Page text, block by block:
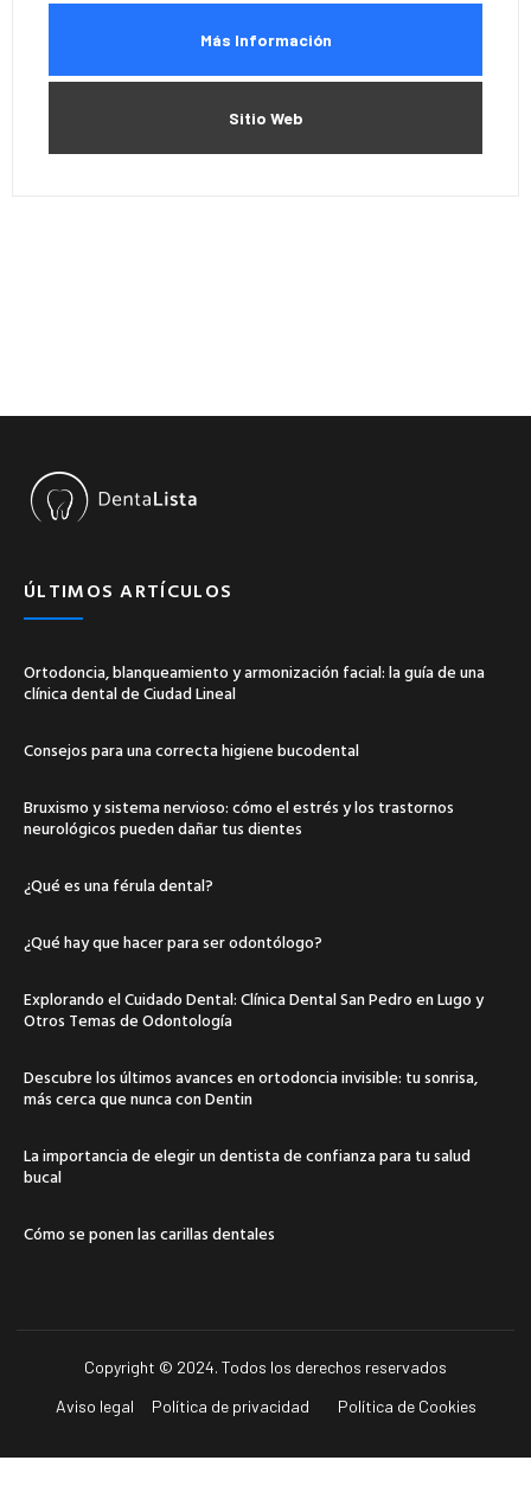
Más Información
Sitio Web
ÚLTIMOS ARTÍCULOS
Ortodoncia, blanqueamiento y armonización facial: la guía de una
clínica dental de Ciudad Lineal
Consejos para una correcta higiene bucodental
Bruxismo y sistema nervioso: cómo el estrés y los trastornos
neurológicos pueden dañar tus dientes
¿Qué es una férula dental?
¿Qué hay que hacer para ser odontólogo?
Explorando el Cuidado Dental: Clínica Dental San Pedro en Lugo y
Otros Temas de Odontología
Descubre los últimos avances en ortodoncia invisible: tu sonrisa,
más cerca que nunca con Dentin
La importancia de elegir un dentista de confianza para tu salud
bucal
Cómo se ponen las carillas dentales
Copyright © 2024. Todos los derechos reservados
Aviso legal
Política de privacidad Política de Cookies